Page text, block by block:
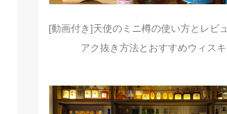
[動画付き]天使のミニ樽の使い方とレビ
アク抜き方法とおすすめウィス